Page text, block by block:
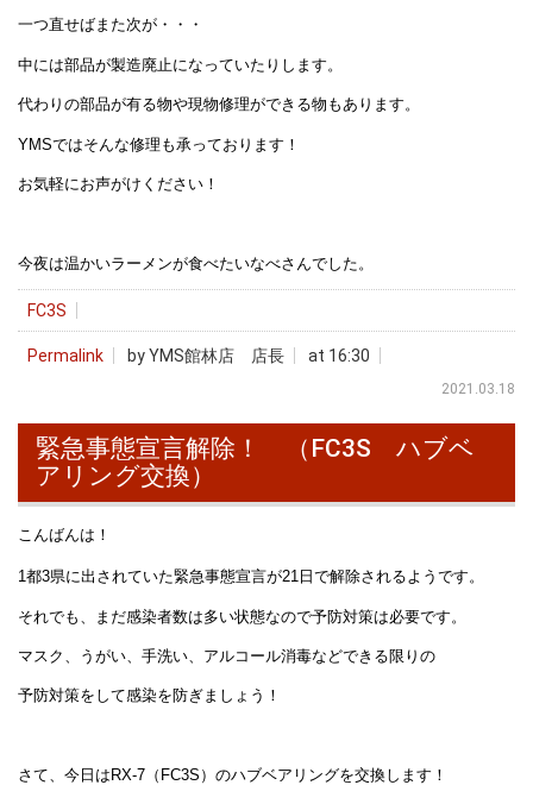
一つ直せばまた次が・・・
中には部品が製造廃止になっていたりします。
代わりの部品が有る物や現物修理ができる物もあります。
YMSではそんな修理も承っております！
お気軽にお声がけください！
今夜は温かいラーメンが食べたいなべさんでした。
FC3S
Permalink by YMS館林店 店長 at 16:30
2021.03.18
緊急事態宣言解除！ （FC3S ハブベ
アリング交換）
こんばんは！
1都3県に出されていた緊急事態宣言が21日で解除されるようです。
それでも、まだ感染者数は多い状態なので予防対策は必要です。
マスク、うがい、手洗い、アルコール消毒などできる限りの
予防対策をして感染を防ぎましょう！
さて、今日はRX-7（FC3S）のハブベアリングを交換します！